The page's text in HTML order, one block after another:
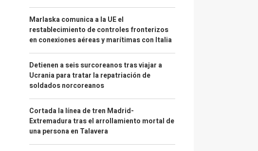
Marlaska comunica a la UE el
restablecimiento de controles fronterizos
en conexiones aéreas y marítimas con Italia
Detienen a seis surcoreanos tras viajar a
Ucrania para tratar la repatriación de
soldados norcoreanos
Cortada la línea de tren Madrid-
Extremadura tras el arrollamiento mortal de
una persona en Talavera